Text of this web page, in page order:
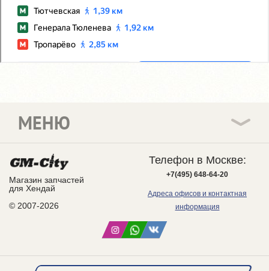
Магазин запчастей
для Хендай
© 2007-2026
МЕНЮ
Телефон в Москве:
+7(495) 648-64-20
Адреса офисов и контактная
информация